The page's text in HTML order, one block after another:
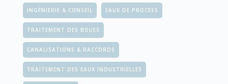
INGÉNIERIE & CONSEIL EAUX DE PROCESS
TRAITEMENT DES BOUES
CANALISATIONS & RACCORDS
TRAITEMENT DES EAUX INDUSTRIELLES